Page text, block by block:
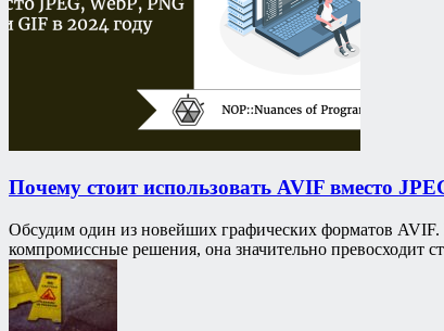
Почему стоит использовать AVIF вместо
Обсудим один из новейших графических форматов AVIF.
компромиссные решения, она значительно превосходит